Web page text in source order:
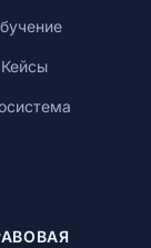
Кейсы